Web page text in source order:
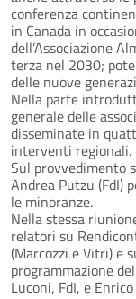
conferenza
in Canada in
dell’Associazione
terza nel 2030;
delle nuove
Nella parte
generale delle
disseminate in
interventi regionali.
Sul provvedimento
Andrea Putzu (FdI)
le minoranze.
Nella stessa
relatori su
(Marcozzi e Vitri) e
programmazione
Luconi, FdI, e